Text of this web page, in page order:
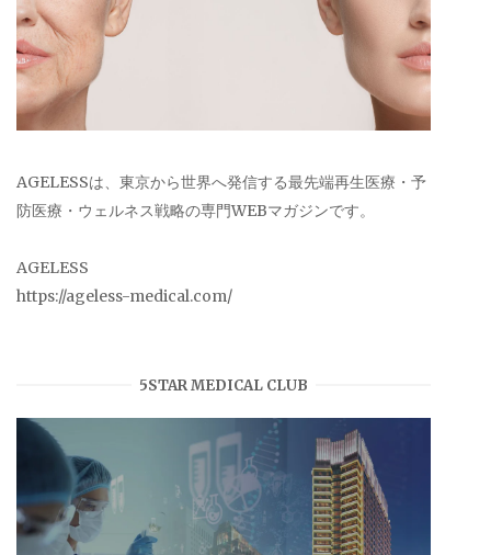
AGELESSは、東京から世界へ発信する最先端再生医療・予
防医療・ウェルネス戦略の専門WEBマガジンです。
AGELESS
https://ageless-medical.com/
5STAR MEDICAL CLUB